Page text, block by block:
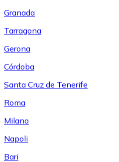
Granada
Tarragona
Gerona
Córdoba
Santa Cruz de Tenerife
Roma
Milano
Napoli
Bari